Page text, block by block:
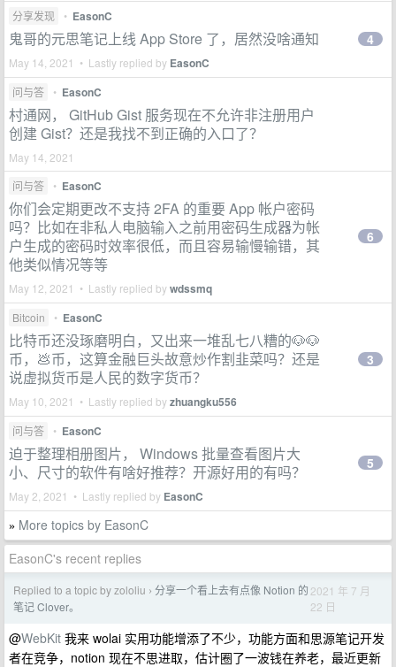
分享发现 • EasonC
鬼哥的元思笔记上线 App Store 了，居然没啥通知
May 14, 2021 • Lastly replied by EasonC
4
问与答 • EasonC
村通网， GitHub Gist 服务现在不允许非注册用户
创建 Gist？还是我找不到正确的入口了？
May 14, 2021
问与答
• EasonC
你们会定期更改不支持 2FA 的重要 App 帐户密码
吗？比如在非私人电脑输入之前用密码生成器为帐
户生成的密码时效率很低，而且容易输慢输错，其
他类似情况等等
May 12, 2021 • Lastly replied bywdssmq
6
Bitcoin • EasonC
比特币还没琢磨明白，又出来一堆乱七八糟的🐶🐶
币，💩币，这算金融巨头故意炒作割韭菜吗？还是
说虚拟货币是人民的数字货币？
May 10, 2021 • Lastly replied byzhuangku556
3
问与答 • EasonC
迫于整理相册图片， Windows 批量查看图片大
小、尺寸的软件有啥好推荐？开源好用的有吗？
May 2, 2021 • Lastly replied by EasonC
5
» More topics by EasonC
EasonC's recent replies
Replied to a topic by zololiu › 分享一个看上去有点像 Notion 的
笔记 Clover。
2021 年 7 月
22 日
@WebKit 我来 wolai 实用功能增添了不少，功能方面和思源笔记开发
者在竞争，notion 现在不思进取，估计圈了一波钱在养老，最近更新